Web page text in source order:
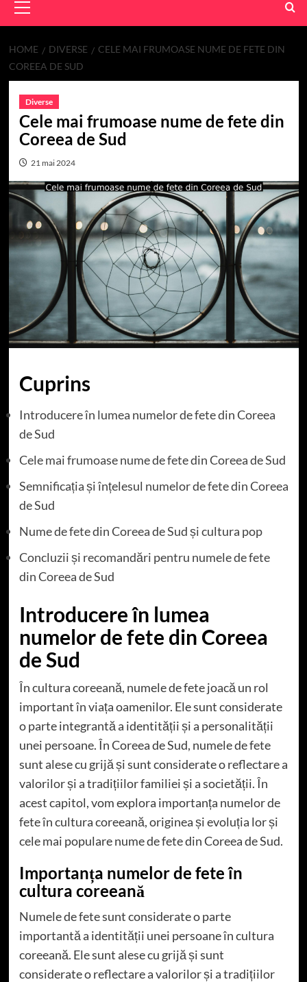
Menu
HOME DIVERSE
CELE MAI FRUMOASE NUME DE FETE DIN
COREEA DE SUD
Diverse
Cele mai frumoase nume de fete din
Coreea de Sud
21 mai 2024
Cuprins
Introducere în lumea numelor de fete din Coreea
de Sud
Cele mai frumoase nume de fete din Coreea de Sud
Semnificația și înțelesul numelor de fete din Coreea
de Sud
Nume de fete din Coreea de Sud și cultura pop
Concluzii și recomandări pentru numele de fete
din Coreea de Sud
Introducere în lumea
numelor de fete din Coreea
de Sud
În cultura coreeană, numele de fete joacă un rol
important în viața oamenilor. Ele sunt considerate
o parte integrantă a identității și a personalității
unei persoane. În Coreea de Sud, numele de fete
sunt alese cu grijă și sunt considerate o reflectare a
valorilor și a tradițiilor familiei și a societății. În
acest capitol, vom explora importanța numelor de
fete în cultura coreeană, originea și evoluția lor și
cele mai populare nume de fete din Coreea de Sud.
Importanța numelor de fete în
cultura coreeană
Numele de fete sunt considerate o parte
importantă a identității unei persoane în cultura
coreeană. Ele sunt alese cu grijă și sunt
considerate o reflectare a valorilor și a tradițiilor